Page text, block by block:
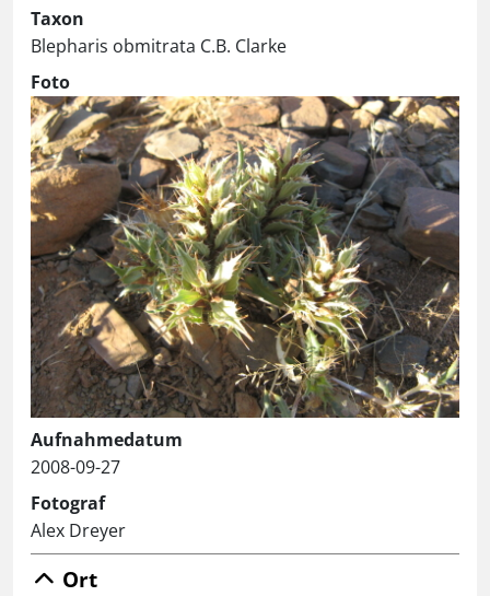
Taxon
Blepharis obmitrata C.B. Clarke
Foto
Aufnahmedatum
2008-09-27
Fotograf
Alex Dreyer
Ort